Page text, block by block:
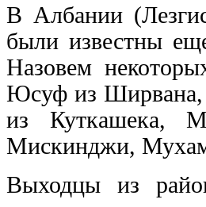
В Албании
были известны
Назовем
Юсуф из
из Куткашека,
Мискинджи,
Выходцы из